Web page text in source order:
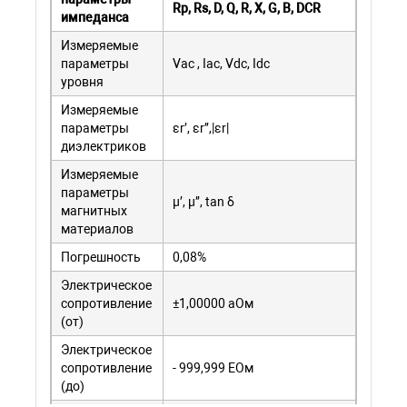
импеданса
Rp, Rs, D, Q, R, X, G, B, DCR
Измеряемые
параметры
уровня
Vac , Iac, Vdc, Idc
Измеряемые
параметры
диэлектриков
εr’, εr’’,|εr|
Измеряемые
параметры
магнитных
материалов
μ’, μ’’, tan δ
Погрешность
0,08%
Электрическое
сопротивление
(от)
±1,00000 аОм
Электрическое
сопротивление
(до)
- 999,999 ЕОм